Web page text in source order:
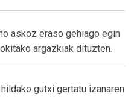
askoz eraso gehiago egin
argazkiak dituzten.
gutxi gertatu izanaren